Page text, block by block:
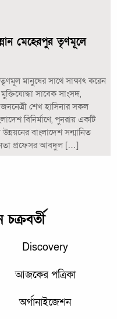
মেহেরপুর তৃণমূলে
মানুষের সাথে সাক্ষাৎ করেন
সাবেক সাংসদ,
শেখ হাসিনার সকল
বিনির্মাণে, পুনরায় একটি
বাংলাদেশ সন্মানিত
প্রফেসর আবদুল […]
Discovery
আজকের পত্রিকা
অর্গানাইজেশন